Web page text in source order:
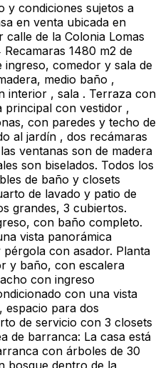
y condiciones sujetos a
en venta ubicada en
calle de la Colonia Lomas
1480 m2 de
ingreso, comedor y sala de
medio baño ,
interior , sala . Terraza con
principal con vestidor ,
con paredes y techo de
al jardín , dos recámaras
ventanas son de madera
son biselados. Todos los
de baño y closets
de lavado y patio de
grandes, 3 cubiertos.
con baño completo.
vista panorámica
con asador. Planta
y baño, con escalera
con ingreso
con una vista
espacio para dos
de servicio con 3 closets
de barranca: La casa está
con árboles de 30